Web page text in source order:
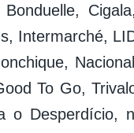
Intermarché,
To Go,
o Desperdício,